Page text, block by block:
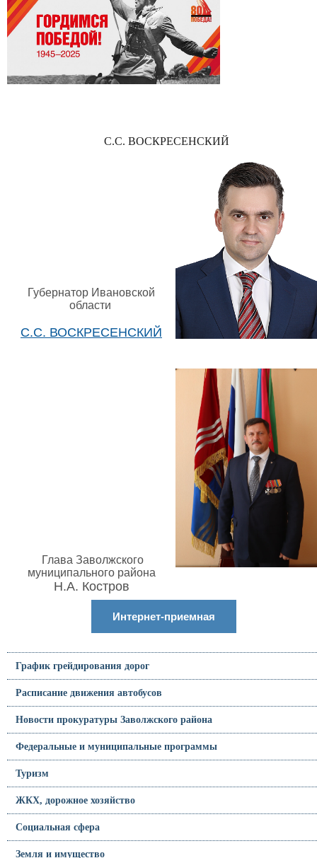
С.С. ВОСКРЕСЕНСКИЙ
Губернатор Ивановской
области
С.С. ВОСКРЕСЕНСКИЙ
Глава Заволжского
муниципального района
Н.А. Костров
Интернет-приемная
График грейдирования дорог
Расписание движения автобусов
Новости прокуратуры Заволжского района
Федеральные и муниципальные программы
Туризм
ЖКХ, дорожное хозяйство
Социальная сфера
Земля и имущество